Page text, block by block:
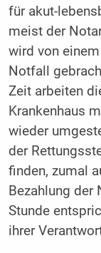
für akut-
meist der
wird von
Notfall
Zeit arbeiten
Krankenhaus
wieder
der
finden, zumal
Bezahlung der
Stunde
ihrer